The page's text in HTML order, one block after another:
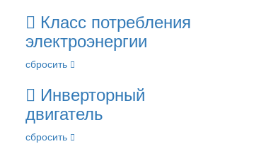
Класс потребления
электроэнергии
сбросить
Инверторный
двигатель
сбросить